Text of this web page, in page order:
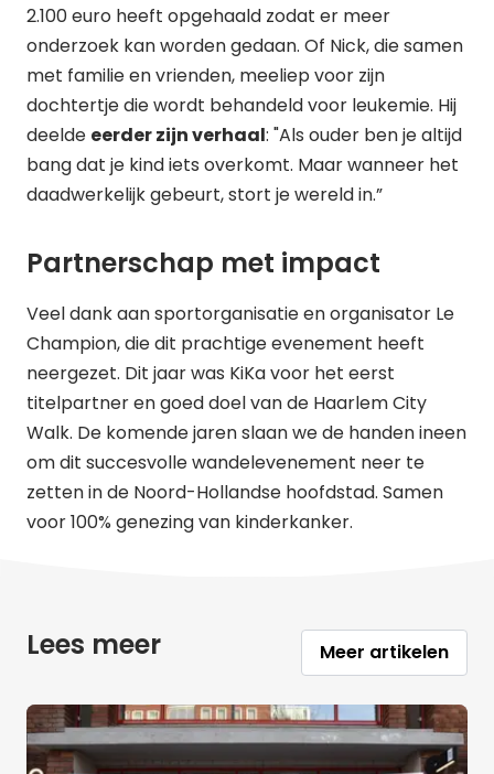
2.100 euro heeft opgehaald zodat er meer
onderzoek kan worden gedaan. Of Nick, die samen
met familie en vrienden, meeliep voor zijn
dochtertje die wordt behandeld voor leukemie. Hij
deelde eerder zijn verhaal: "Als ouder ben je altijd
bang dat je kind iets overkomt. Maar wanneer het
daadwerkelijk gebeurt, stort je wereld in.”
Partnerschap met impact
Veel dank aan sportorganisatie en organisator Le
Champion, die dit prachtige evenement heeft
neergezet. Dit jaar was KiKa voor het eerst
titelpartner en goed doel van de Haarlem City
Walk. De komende jaren slaan we de handen ineen
om dit succesvolle wandelevenement neer te
zetten in de Noord-Hollandse hoofdstad. Samen
voor 100% genezing van kinderkanker.
Lees meer Meer artikelen